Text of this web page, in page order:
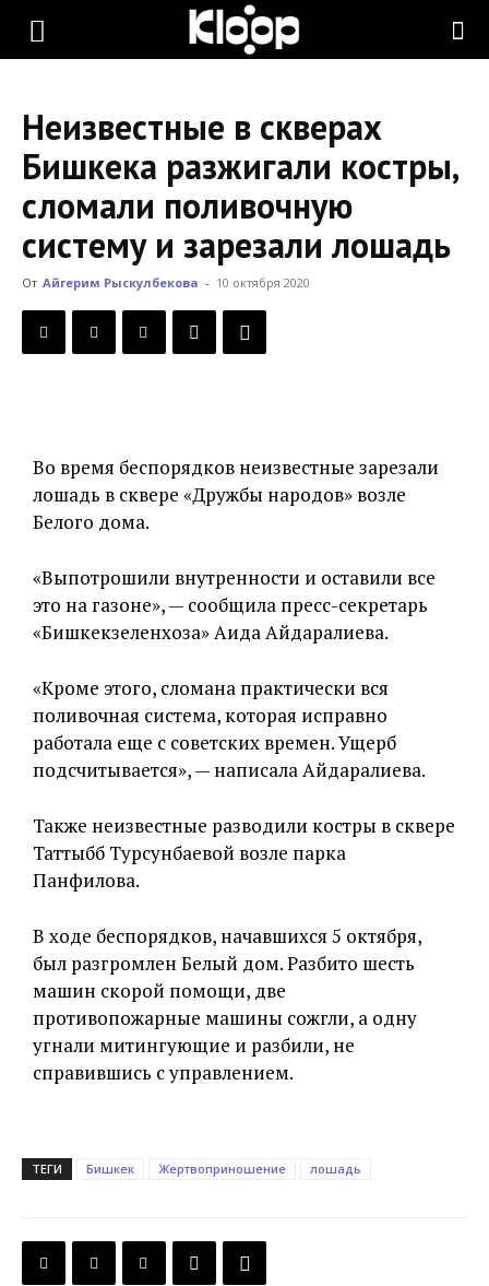
KLOOP.KG
Новости
Кыргызстана
Неизвестные в скверах
Бишкека разжигали костры,
сломали поливочную
систему и зарезали лошадь
От Айгерим Рыскулбекова - 10 октября 2020
Во время беспорядков неизвестные зарезали
лошадь в сквере «Дружбы народов» возле
Белого дома.
«Выпотрошили внутренности и оставили все
это на газоне», — сообщила пресс-секретарь
«Бишкекзеленхоза» Аида Айдаралиева.
«Кроме этого, сломана практически вся
поливочная система, которая исправно
работала еще с советских времен. Ущерб
подсчитывается», — написала Айдаралиева.
Также неизвестные разводили костры в сквере
Таттыбүбү Турсунбаевой возле парка
Панфилова.
В ходе беспорядков, начавшихся 5 октября,
был разгромлен Белый дом. Разбито шесть
машин скорой помощи, две
противопожарные машины сожгли, а одну
угнали митингующие и разбили, не
справившись с управлением.
ТЕГИ Бишкек Жертвоприношение лошадь